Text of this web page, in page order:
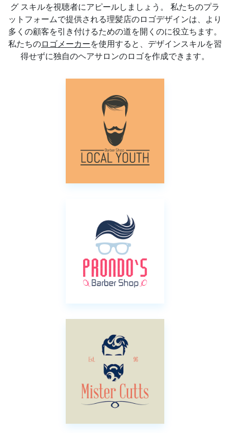
グ スキルを視聴者にアピールしましょう。 私たちのプラ
ットフォームで提供される理髪店のロゴデザインは、より
多くの顧客を引き付けるための道を開くのに役立ちます。
私たちのロゴメーカーを使用すると、デザインスキルを習
得せずに独自のヘアサロンのロゴを作成できます。